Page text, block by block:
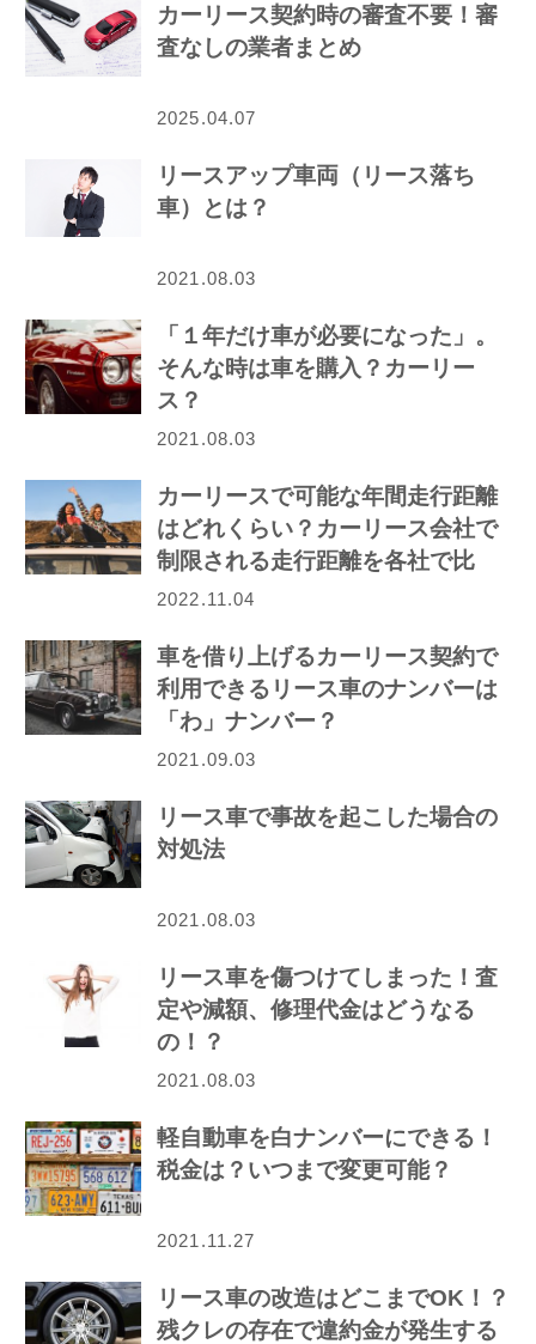
カーリース契約時の審査不要！審
査なしの業者まとめ
2025.04.07
リースアップ車両（リース落ち
車）とは？
2021.08.03
「１年だけ車が必要になった」。
そんな時は車を購入？カーリー
ス？
2021.08.03
カーリースで可能な年間走行距離
はどれくらい？カーリース会社で
制限される走行距離を各社で比
較！
2022.11.04
車を借り上げるカーリース契約で
利用できるリース車のナンバーは
「わ」ナンバー？
2021.09.03
リース車で事故を起こした場合の
対処法
2021.08.03
リース車を傷つけてしまった！査
定や減額、修理代金はどうなる
の！？
2021.08.03
軽自動車を白ナンバーにできる！
税金は？いつまで変更可能？
2021.11.27
リース車の改造はどこまでOK！？
残クレの存在で違約金が発生する